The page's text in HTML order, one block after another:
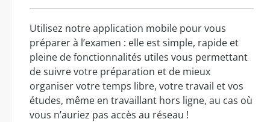
Utilisez notre application mobile pour vous
préparer à l’examen : elle est simple, rapide et
pleine de fonctionnalités utiles vous permettant
de suivre votre préparation et de mieux
organiser votre temps libre, votre travail et vos
études, même en travaillant hors ligne, au cas où
vous n’auriez pas accès au réseau !